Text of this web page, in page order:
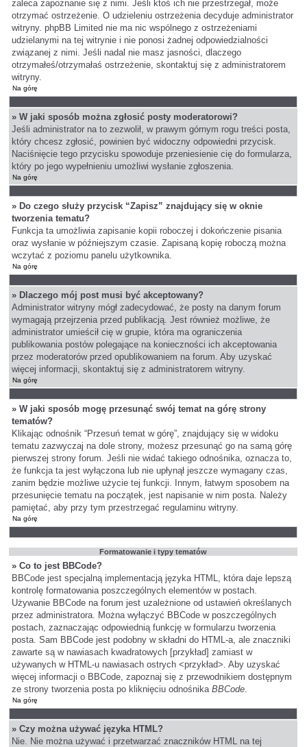
zaleca zapoznanie się z nimi. Jeśli ktoś ich nie przestrzegał, może
otrzymać ostrzeżenie. O udzieleniu ostrzeżenia decyduje administrator
witryny. phpBB Limited nie ma nic wspólnego z ostrzeżeniami
udzielanymi na tej witrynie i nie ponosi żadnej odpowiedzialności
związanej z nimi. Jeśli nadal nie masz jasności, dlaczego
otrzymałeś/otrzymałaś ostrzeżenie, skontaktuj się z administratorem
witryny.
Na górę
» W jaki sposób można zgłosić posty moderatorowi?
Jeśli administrator na to zezwolił, w prawym górnym rogu treści posta,
który chcesz zgłosić, powinien być widoczny odpowiedni przycisk.
Naciśnięcie tego przycisku spowoduje przeniesienie cię do formularza,
który po jego wypełnieniu umożliwi wysłanie zgłoszenia.
Na górę
» Do czego służy przycisk “Zapisz” znajdujący się w oknie
tworzenia tematu?
Funkcja ta umożliwia zapisanie kopii roboczej i dokończenie pisania
oraz wysłanie w późniejszym czasie. Zapisaną kopię roboczą można
wczytać z poziomu panelu użytkownika.
Na górę
» Dlaczego mój post musi być akceptowany?
Administrator witryny mógł zadecydować, że posty na danym forum
wymagają przejrzenia przed publikacją. Jest również możliwe, że
administrator umieścił cię w grupie, która ma ograniczenia
publikowania postów polegające na konieczności ich akceptowania
przez moderatorów przed opublikowaniem na forum. Aby uzyskać
więcej informacji, skontaktuj się z administratorem witryny.
Na górę
» W jaki sposób mogę przesunąć swój temat na górę strony
tematów?
Klikając odnośnik “Przesuń temat w górę”, znajdujący się w widoku
tematu zazwyczaj na dole strony, możesz przesunąć go na samą górę
pierwszej strony forum. Jeśli nie widać takiego odnośnika, oznacza to,
że funkcja ta jest wyłączona lub nie upłynął jeszcze wymagany czas,
zanim będzie możliwe użycie tej funkcji. Innym, łatwym sposobem na
przesunięcie tematu na początek, jest napisanie w nim posta. Należy
pamiętać, aby przy tym przestrzegać regulaminu witryny.
Na górę
Formatowanie i typy tematów
» Co to jest BBCode?
BBCode jest specjalną implementacją języka HTML, która daje lepszą
kontrolę formatowania poszczególnych elementów w postach.
Używanie BBCode na forum jest uzależnione od ustawień określanych
przez administratora. Można wyłączyć BBCode w poszczególnych
postach, zaznaczając odpowiednią funkcję w formularzu tworzenia
posta. Sam BBCode jest podobny w składni do HTML-a, ale znaczniki
zawarte są w nawiasach kwadratowych [przykład] zamiast w
używanych w HTML-u nawiasach ostrych <przykład>. Aby uzyskać
więcej informacji o BBCode, zapoznaj się z przewodnikiem dostępnym
ze strony tworzenia posta po kliknięciu odnośnikaBBCode.
Na górę
» Czy można używać języka HTML?
Nie. Nie można używać i przetwarzać znaczników HTML na tej